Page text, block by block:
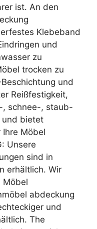
ist. An den
Klebeband
und
zu
trocken zu
und
Reißfestigkeit,
, schnee-, staub-
und bietet
Möbel
Unsere
sind in
erhältlich. Wir
Möbel
abdeckung
und
The